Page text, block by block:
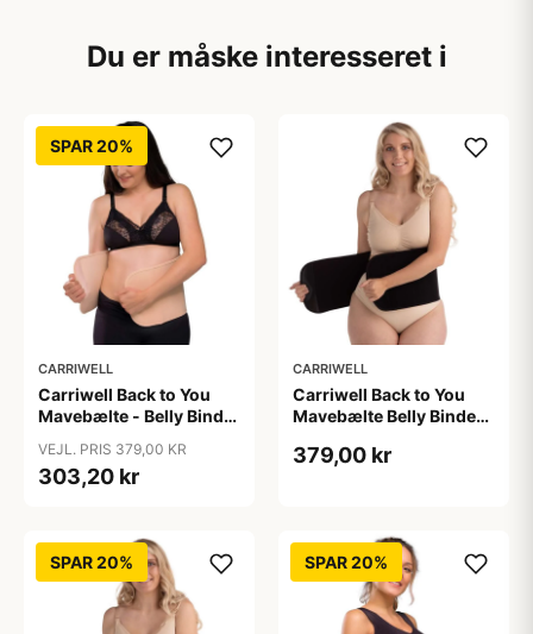
Du er måske interesseret i
SPAR 20%
CARRIWELL
Carriwell Back to You
Mavebælte - Belly Binder
VEJL. PRIS 379,00 KR
303,20 kr
CARRIWELL
Carriwell Back to You
Mavebælte Belly Binder -
379,00 kr
SPAR 20% SPAR 20%